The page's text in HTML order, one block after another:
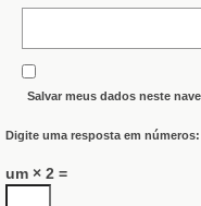
Salvar meus dados neste
Digite uma resposta em números:
um × 2 =